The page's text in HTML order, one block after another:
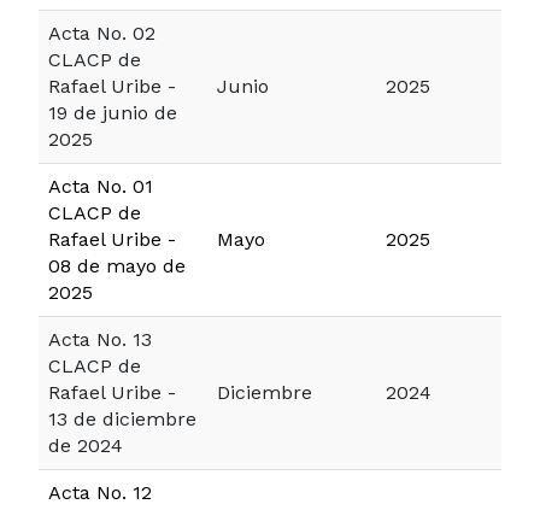
Acta No. 02
CLACP de
Rafael Uribe -
19 de junio de
2025
Junio 2025
Acta No. 01
CLACP de
Rafael Uribe -
08 de mayo de
2025
Mayo 2025
Acta No. 13
CLACP de
Rafael Uribe -
13 de diciembre
de 2024
Diciembre 2024
Acta No. 12